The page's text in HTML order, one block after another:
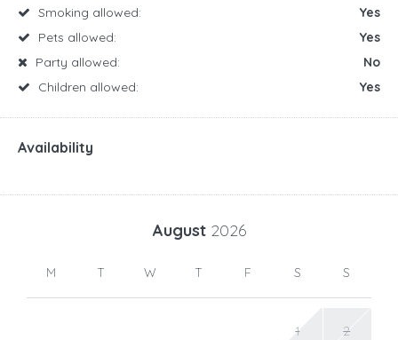
Smoking allowed:
Yes
Pets allowed:
Yes
Party allowed:
No
Children allowed:
Yes
Availability
August 2026
M T W T F S S
1 2